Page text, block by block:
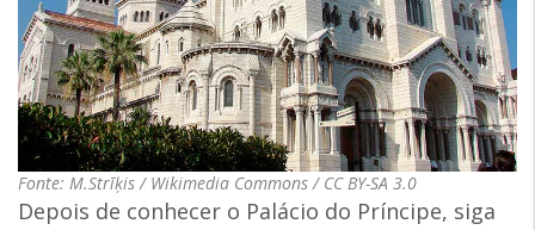
Fonte: M.Strīķis / Wikimedia Commons / CC BY-SA 3.0
Depois de conhecer o Palácio do Príncipe, siga